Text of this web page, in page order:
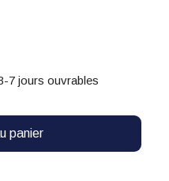
7 jours ouvrables
panier